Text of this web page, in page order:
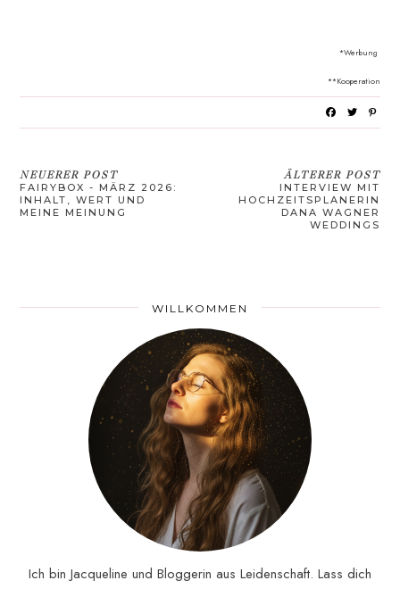
*Werbung
**Kooperation
NEUERER POST
FAIRYBOX - MÄRZ 2026:
INHALT, WERT UND
MEINE MEINUNG
ÄLTERER POST
INTERVIEW MIT
HOCHZEITSPLANERIN
DANA WAGNER
WEDDINGS
WILLKOMMEN
Ich bin Jacqueline und Bloggerin aus Leidenschaft. Lass dich